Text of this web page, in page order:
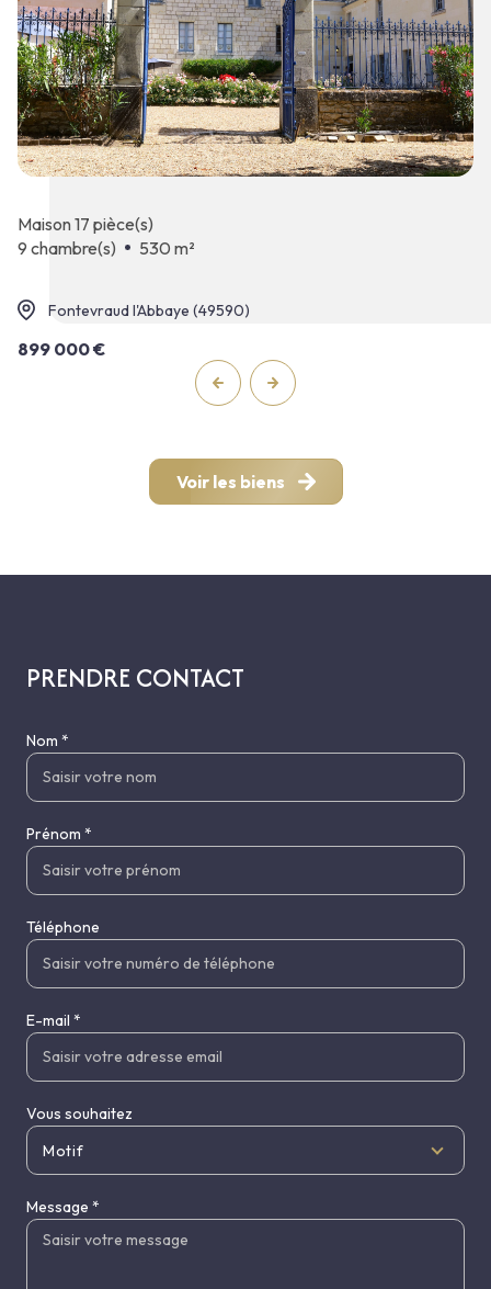
maison 17 pièce(s)
9 chambre(s)
530 m²
Fontevraud l'Abbaye (49590)
899 000 €
Voir les biens
PRENDRE CONTACT
Nom *
Prénom *
Téléphone
E-mail *
Vous souhaitez
Motif
Message *